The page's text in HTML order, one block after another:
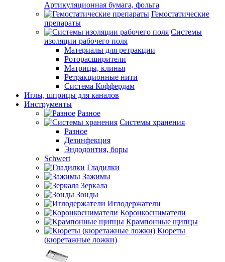
Артикуляционная бумага, фольга
Гемостатические
препараты
Системы
изоляции рабочего поля
Материалы для ретракции
Роторасширители
Матрицы, клинья
Ретракционные нити
Система Коффердам
Иглы, шприцы для каналов
Инструменты
Разное
Системы хранения
Разное
Дезинфекция
Эндодонтия, боры
Schwert
Гладилки
Зажимы
Зеркала
Зонды
Иглодержатели
Коронкосниматели
Крампонные щипцы
Кюреты
(кюретажные ложки)